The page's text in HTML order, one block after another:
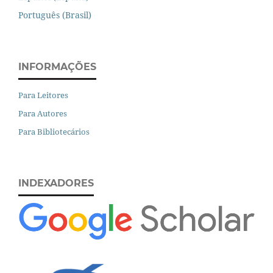
Português (Brasil)
INFORMAÇÕES
Para Leitores
Para Autores
Para Bibliotecários
INDEXADORES